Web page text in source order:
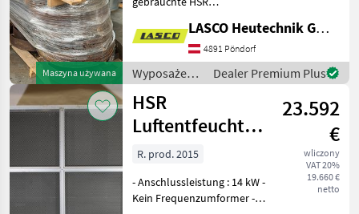
Maszyna używana
Auskreuzung, Ø 950mm,
Hoch 140 mm. Preis pro
Stück! Preis ab Werk!
Besuchen Sie unsere
Homepage!
LASCO Heutechnik GmbH
4891 Pöndorf
Wyposażenia
stajne i
ogrodowe /
HSR
Dealer Premium Plus
HSR
Luftentfeuchter
SR 40 Eco
23.592
€
wliczony
VAT 20%
19.660 €
netto
R. prod. 2015
- Anschlussleistung : 14 kW -
Kein Frequenzumformer -